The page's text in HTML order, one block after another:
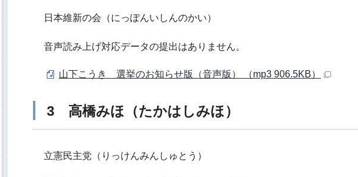
日本維新の会（にっぽんいしんのかい）
音声読み上げ対応データの提出はありません。
山下こうき 選挙のお知らせ版（音声版） （mp3 906.5KB）
3 高橋みほ（たかはしみほ）
立憲民主党（りっけんみんしゅとう）